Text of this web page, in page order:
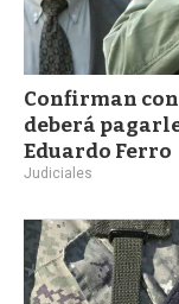
Confirman
deberá
Eduardo Ferro
Judiciales